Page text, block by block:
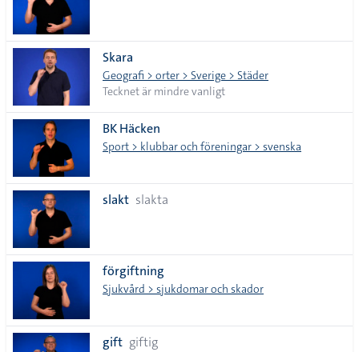
Skara
Geografi > orter > Sverige > Städer
Tecknet är mindre vanligt
BK Häcken
Sport > klubbar och föreningar > svenska
slakt slakta
förgiftning
Sjukvård > sjukdomar och skador
gift giftig